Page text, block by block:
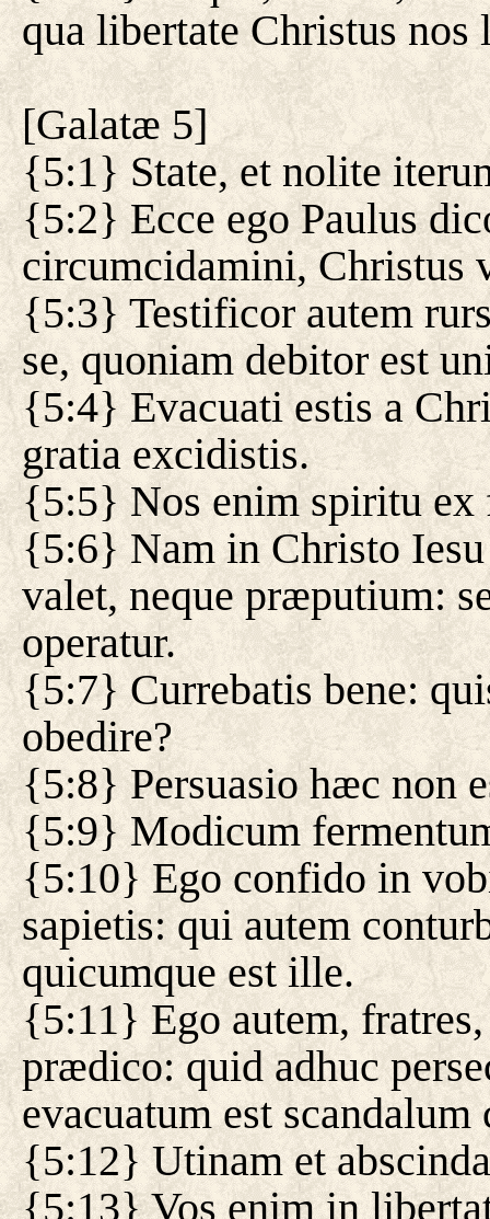
qua libertate Christus nos
[Galatæ 5]
{5:1} State, et nolite
{5:2} Ecce ego Paulus
circumcidamini, Christus
{5:3} Testificor autem
se, quoniam debitor est
{5:4} Evacuati estis a
gratia excidistis.
{5:5} Nos enim spiritu ex
{5:6} Nam in Christo
valet, neque præputium:
operatur.
{5:7} Currebatis bene:
obedire?
{5:8} Persuasio hæc non
{5:9} Modicum
{5:10} Ego confido in
sapietis: qui autem
quicumque est ille.
{5:11} Ego autem,
prædico: quid adhuc
evacuatum est scandalum
{5:12} Utinam et
{5:13} Vos enim in